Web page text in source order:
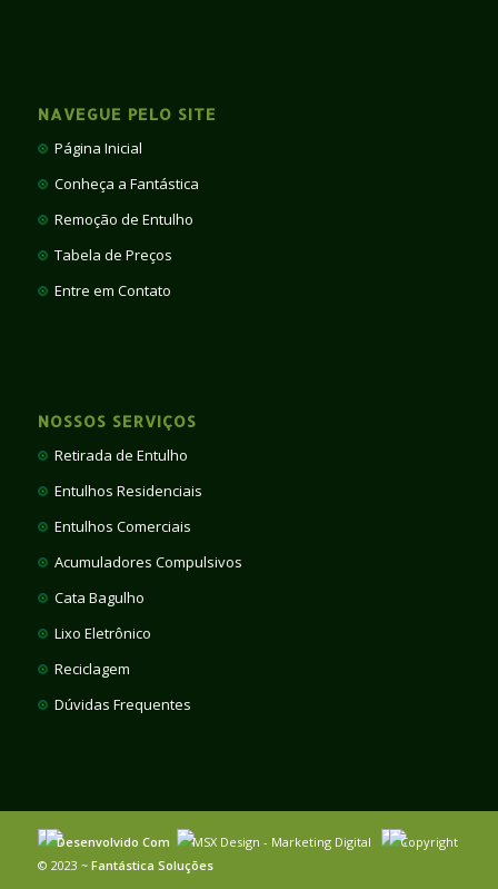
NAVEGUE PELO SITE
Página Inicial
Conheça a Fantástica
Remoção de Entulho
Tabela de Preços
Entre em Contato
NOSSOS SERVIÇOS
Retirada de Entulho
Entulhos Residenciais
Entulhos Comerciais
Acumuladores Compulsivos
Cata Bagulho
Lixo Eletrônico
Reciclagem
Dúvidas Frequentes
Desenvolvido Com MSX Design - Marketing Digital
Copyright
© 2023 ~ Fantástica Soluções